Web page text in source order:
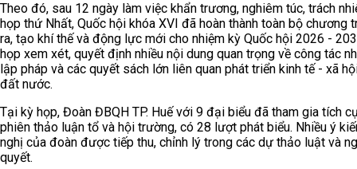
Theo đó, sau 12 ngày làm việc khẩn trương, nghiêm túc, trách
họp thứ Nhất, Quốc hội khóa XVI đã hoàn thành toàn bộ chương
ra, tạo khí thế và động lực mới cho nhiệm kỳ Quốc hội 2026 -
họp xem xét, quyết định nhiều nội dung quan trọng về công tác
lập pháp và các quyết sách lớn liên quan phát triển kinh tế - xã
đất nước.
Tại kỳ họp, Đoàn ĐBQH TP. Huế với 9 đại biểu đã tham gia tích
phiên thảo luận tổ và hội trường, có 28 lượt phát biểu. Nhiều ý
nghị của đoàn được tiếp thu, chỉnh lý trong các dự thảo luật và
quyết.